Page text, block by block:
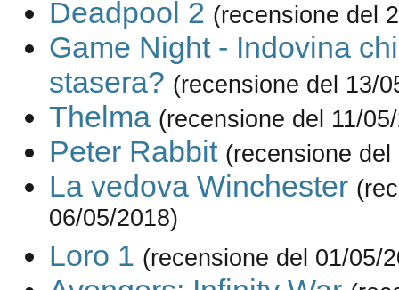
Deadpool 2 (recensione del
Game Night - Indovina
stasera? (recensione del 13/
Thelma (recensione del 11/
Peter Rabbit (recensione del
La vedova Winchester
06/05/2018)
Loro 1 (recensione del 01/05/